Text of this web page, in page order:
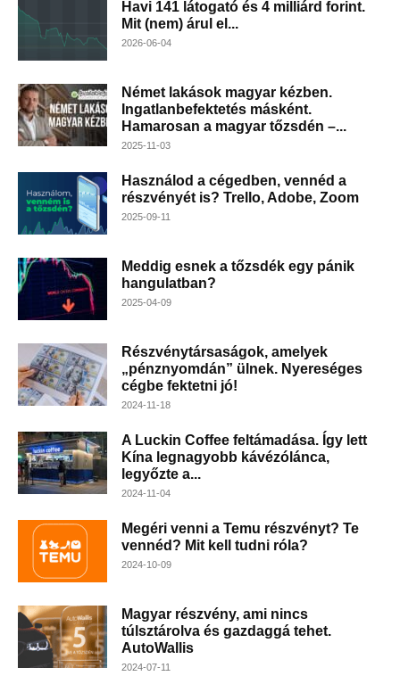
Havi 141 látogató és 4 milliárd forint.
Mit (nem) árul el...
2026-06-04
Német lakások magyar kézben.
Ingatlanbefektetés másként.
Hamarosan a magyar tőzsdén –...
2025-11-03
Használod a cégedben, vennéd a
részvényét is? Trello, Adobe, Zoom
2025-09-11
Meddig esnek a tőzsdék egy pánik
hangulatban?
2025-04-09
Részvénytársaságok, amelyek
„pénznyomdán” ülnek. Nyereséges
cégbe fektetni jó!
2024-11-18
A Luckin Coffee feltámadása. Így lett
Kína legnagyobb kávézólánca,
legyőzte a...
2024-11-04
Megéri venni a Temu részvényt? Te
vennéd? Mit kell tudni róla?
2024-10-09
Magyar részvény, ami nincs
túlsztárolva és gazdaggá tehet.
AutoWallis
2024-07-11